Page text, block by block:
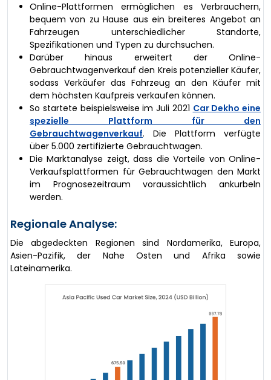
Online-Plattformen ermöglichen es Verbrauchern,
bequem von zu Hause aus ein breiteres Angebot an
Fahrzeugen unterschiedlicher Standorte,
Spezifikationen und Typen zu durchsuchen.
Darüber hinaus erweitert der Online-
Gebrauchtwagenverkauf den Kreis potenzieller Käufer,
sodass Verkäufer das Fahrzeug an den Käufer mit
dem höchsten Kaufpreis verkaufen können.
So startete beispielsweise im Juli 2021 Car Dekho eine
spezielle Plattform für den
Gebrauchtwagenverkauf. Die Plattform verfügte
über 5.000 zertifizierte Gebrauchtwagen.
Die Marktanalyse zeigt, dass die Vorteile von Online-
Verkaufsplattformen für Gebrauchtwagen den Markt
im Prognosezeitraum voraussichtlich ankurbeln
werden.
Regionale Analyse:
Die abgedeckten Regionen sind Nordamerika, Europa,
Asien-Pazifik, der Nahe Osten und Afrika sowie
Lateinamerika.